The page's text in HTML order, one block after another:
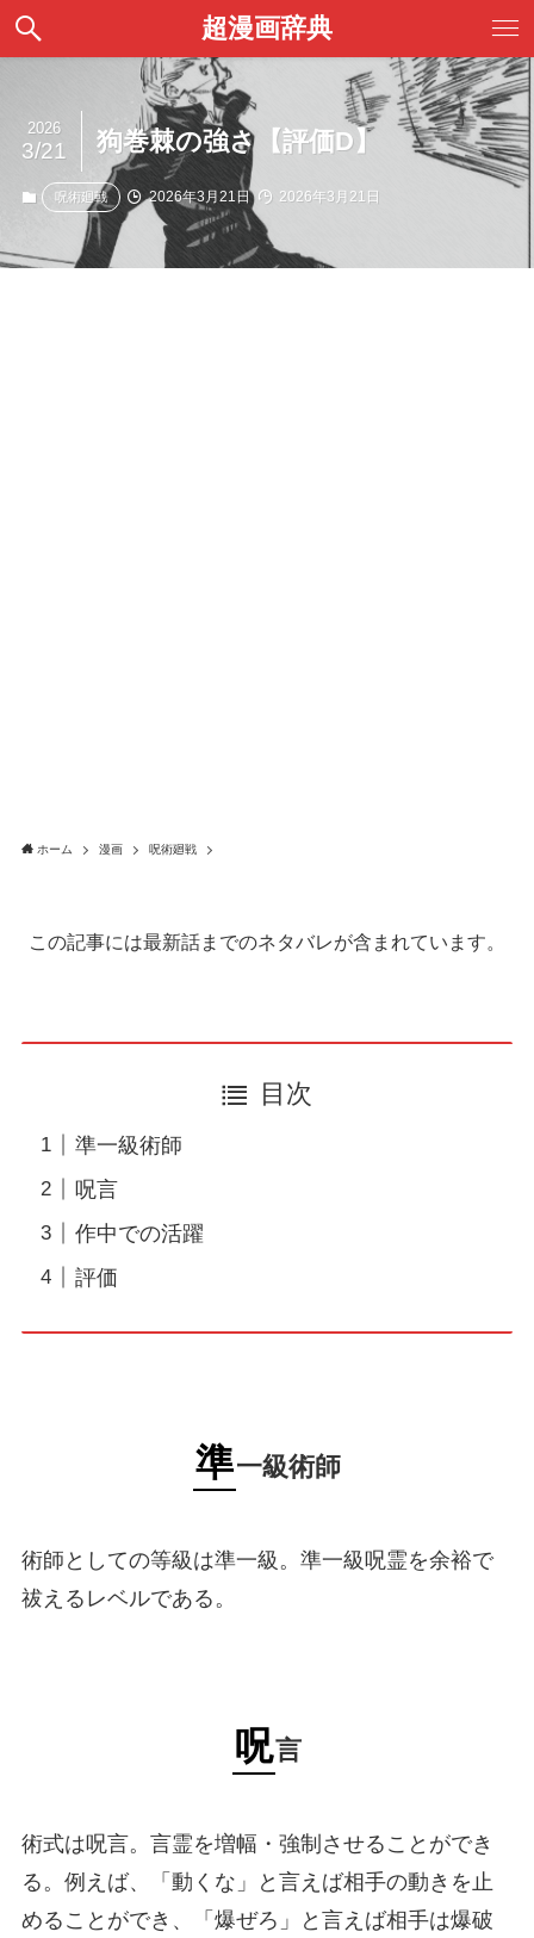
超漫画辞典
狗巻棘の強さ【評価D】
2026
3/21
呪術廻戦 2026年3月21日 2026年3月21日
ホーム 漫画 呪術廻戦
この記事には最新話までのネタバレが含まれています。
目次
準一級術師
呪言
作中での活躍
評価
準一級術師
術師としての等級は準一級。準一級呪霊を余裕で
祓えるレベルである。
呪言
術式は呪言。言霊を増幅・強制させることができ
る。例えば、「動くな」と言えば相手の動きを止
めることができ、「爆ぜろ」と言えば相手は爆破